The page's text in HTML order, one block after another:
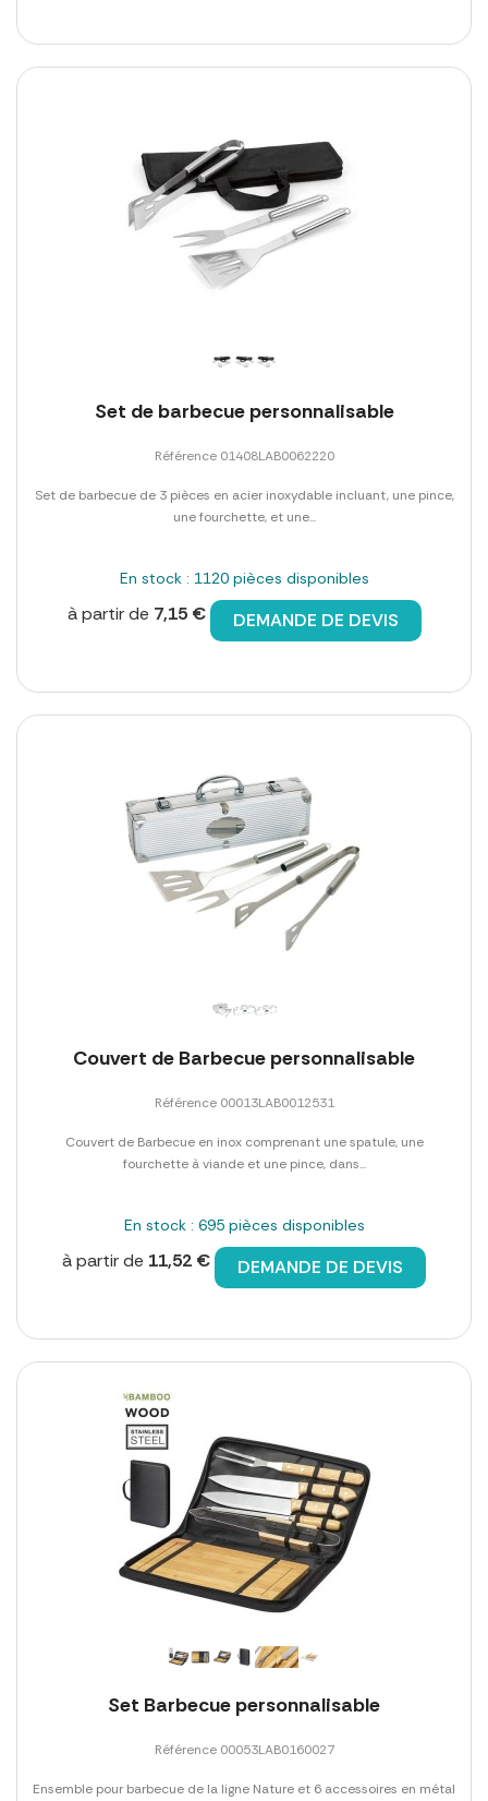
Set de barbecue personnalisable
Référence 01408LAB0062220
Set de barbecue de 3 pièces en acier inoxydable incluant, une pince,
une fourchette, et une...
En stock : 1120 pièces disponibles
à partir de 7,15 € DEMANDE DE DEVIS
Couvert de Barbecue personnalisable
Référence 00013LAB0012531
Couvert de Barbecue en inox comprenant une spatule, une
fourchette à viande et une pince, dans...
En stock : 695 pièces disponibles
à partir de 11,52 € DEMANDE DE DEVIS
Set Barbecue personnalisable
Référence 00053LAB0160027
Ensemble pour barbecue de la ligne Nature et 6 accessoires en métal